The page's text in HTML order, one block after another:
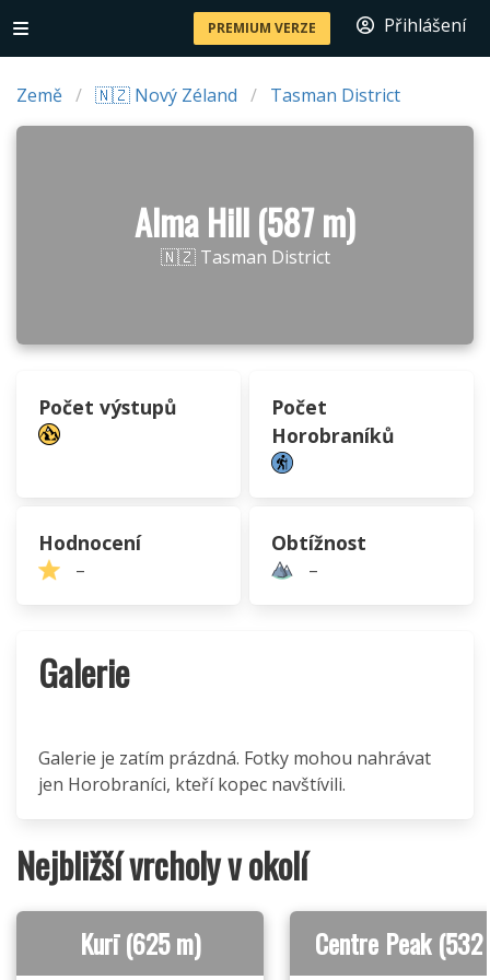
PREMIUM VERZE Přihlášení
Země 🇳🇿 Nový Zéland Tasman District
Alma Hill (587 m)
🇳🇿 Tasman District
Počet výstupů
Počet
Horobraníků
Hodnocení
–
Obtížnost
–
Galerie
Galerie je zatím prázdná. Fotky mohou nahrávat
jen Horobraníci, kteří kopec navštívili.
Nejbližší vrcholy v okolí
Kurī (625 m) Centre Peak (532